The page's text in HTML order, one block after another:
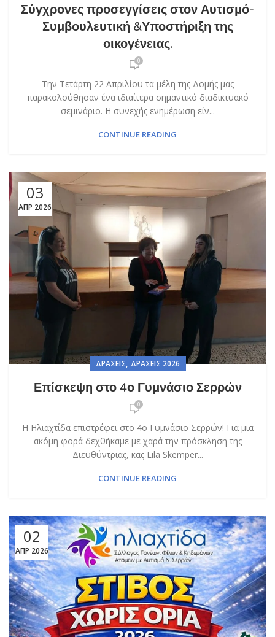
Σύγχρονες προσεγγίσεις στον Αυτισμό-
Συμβουλευτική &Υποστήριξη της
οικογένειας.
0
Την Τετάρτη 22 Απριλίου τα μέλη της Δομής μας
παρακολούθησαν ένα ιδιαίτερα σημαντικό διαδικτυακό
σεμινάριο. Η συνεχής ενημέρωση είν...
CONTINUE READING
03
ΑΠΡ 2026
ΔΡΆΣΕΙΣ, ΔΡΆΣΕΙΣ 2026
Επίσκεψη στο 4ο Γυμνάσιο Σερρών
0
Η Ηλιαχτίδα επιστρέφει στο 4o Γυμνάσιο Σερρών! Για μια
ακόμη φορά δεχθήκαμε με χαρά την πρόσκληση της
Διευθύντριας, κας Lila Skemper...
CONTINUE READING
02
ΑΠΡ 2026